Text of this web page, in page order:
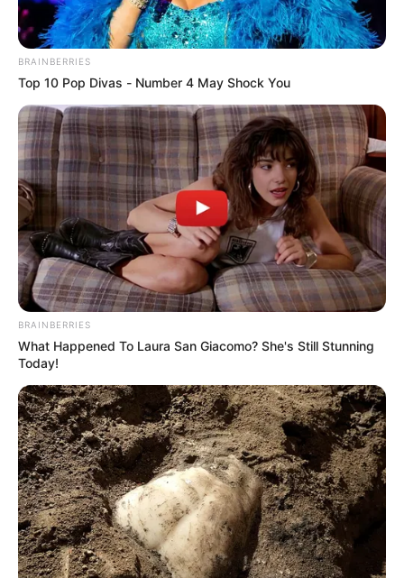
excesivo en las facturas de luz tiene a más de un
comerciante al borde de la quiebra porque cada mes es
impresionante el aumento en los valores delkilovatio,
asegura que
facturas de laempresa Air-e, y ahora les lega en 43
millones de pesos.
Lea también:Las Rutas TIC realizó jornada especial en
conmemoración de la mujer en Barranquilla
Sandra Ávila, administradora de un hotel en el sector
BRAINBERRIES
Top 10 Pop Divas - Number 4 May Shock You
BRAINBERRIES
What Happened To Laura San Giacomo? She's Still Stunning
Today!